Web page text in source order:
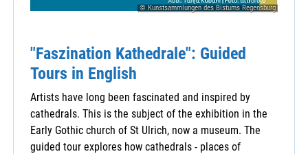
© Kunstsammlungen des Bistums Regensburg
"Faszination Kathedrale": Guided
Tours in English
Artists have long been fascinated and inspired by
cathedrals. This is the subject of the exhibition in the
Early Gothic church of St Ulrich, now a museum. The
guided tour explores how cathedrals - places of